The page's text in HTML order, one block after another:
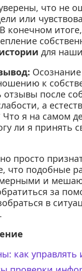
что не
или
конечном
для
к
после
а
я на самом
ли я принять
просто
что подобные
и
за
в
как